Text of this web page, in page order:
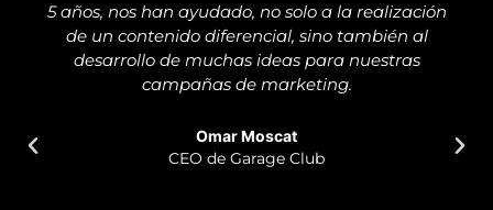
5 años, nos han ayudado, no solo a la realización
de un contenido diferencial, sino también al
desarrollo de muchas ideas para nuestras
campañas de marketing.
Omar Moscat
CEO de Garage Club